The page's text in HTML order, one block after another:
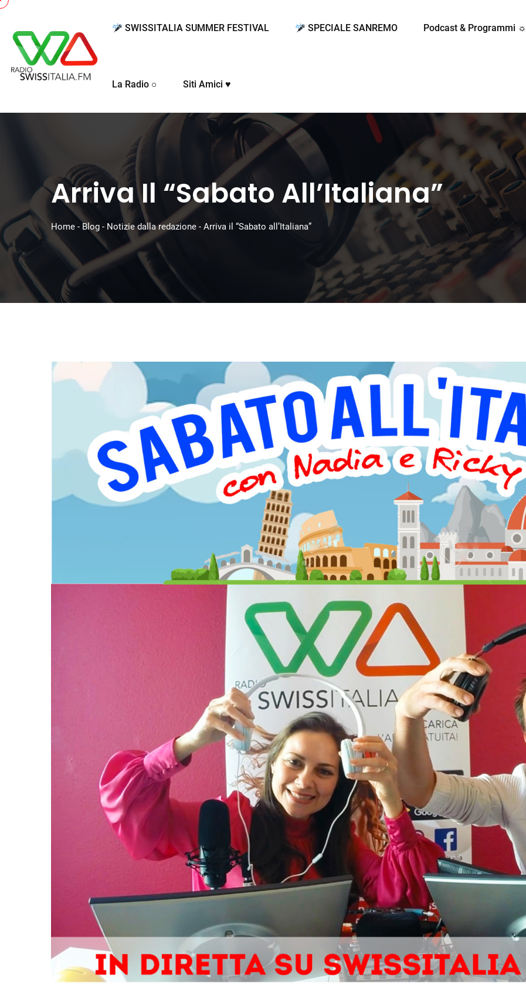
SWISSITALIA SUMMER FESTIVAL SPECIALE SANREMO Podcast & Programmi ☼
La Radio ○ Siti Amici ♥
Arriva Il “Sabato All’Italiana”
Home - Blog - Notizie dalla redazione - Arriva il “Sabato all’Italiana”